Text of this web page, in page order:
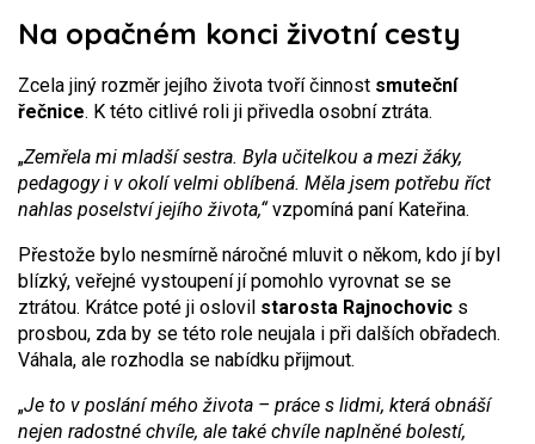
Na opačném konci životní cesty
Zcela jiný rozměr jejího života tvoří činnost smuteční
řečnice. K této citlivé roli ji přivedla osobní ztráta.
„Zemřela mi mladší sestra. Byla učitelkou a mezi žáky,
pedagogy i v okolí velmi oblíbená. Měla jsem potřebu říct
nahlas poselství jejího života,“vzpomíná paní Kateřina.
Přestože bylo nesmírně náročné mluvit o někom, kdo jí byl
blízký, veřejné vystoupení jí pomohlo vyrovnat se se
ztrátou. Krátce poté ji oslovil starosta Rajnochovic s
prosbou, zda by se této role neujala i při dalších obřadech.
Váhala, ale rozhodla se nabídku přijmout.
„Je to v poslání mého života – práce s lidmi, která obnáší
nejen radostné chvíle, ale také chvíle naplněné bolestí,